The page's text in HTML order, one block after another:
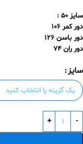
سایز 50 :
دور کمر 106
دور باسن 126
دور ران 74
سایز